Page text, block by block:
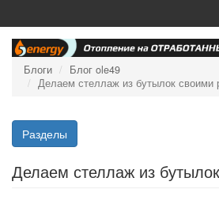
Блоги
Блог ole49
Делаем стеллаж из бутылок своими
Разделы
Делаем стеллаж из